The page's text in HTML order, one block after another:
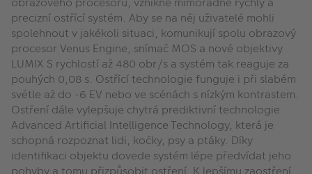
precizní ostřící systém. Aby se na něj uživatelé mohli
spolehnout v jakékoli situaci, komunikují spolu obrazový
procesor Venus Engine, snímač MOS a nové objektivy
LUMIX S rychlostí až 480 obr/s a systém tak reaguje za
pouhých 0,08 s. Ostřící technologie funguje i při slabém
světle až do -6 EV nebo ve scénách s nízkým kontrastem.
Ostření dále vylepšuje chytrá prediktivní technologie
Advanced Artificial Intelligence Technology, která je
schopná rozpoznat lidi, kočky, psy a ptáky. Díky
identifikaci objektu dovede systém lépe předvídat jeho
pohyby a tomu přizpůsobit ostření. K lepšímu zaostření